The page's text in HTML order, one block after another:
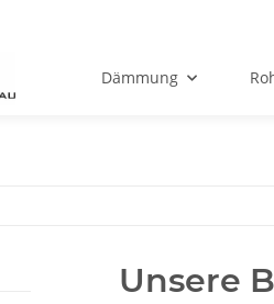
Dämmung
Unsere